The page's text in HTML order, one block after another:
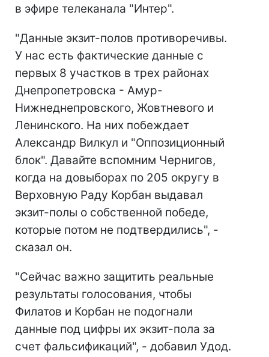
в эфире телеканала "Интер".
"Данные экзит-полов противоречивы.
У нас есть фактические данные с
первых 8 участков в трех районах
Днепропетровска - Амур-
Нижнеднепровского, Жовтневого и
Ленинского. На них побеждает
Александр Вилкул и "Оппозиционный
блок". Давайте вспомним Чернигов,
когда на довыборах по 205 округу в
Верховную Раду Корбан выдавал
экзит-полы о собственной победе,
которые потом не подтвердились", -
сказал он.
"Сейчас важно защитить реальные
результаты голосования, чтобы
Филатов и Корбан не подогнали
данные под цифры их экзит-пола за
счет фальсификаций", - добавил Удод.